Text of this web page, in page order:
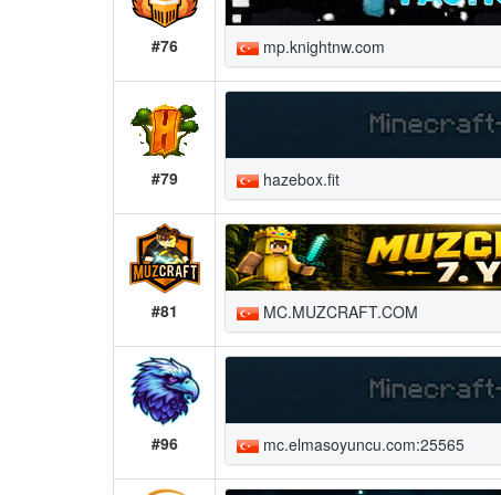
#76 mp.knightnw.com
#79 hazebox.fit
#81 MC.MUZCRAFT.COM
#96 mc.elmasoyuncu.com:25565